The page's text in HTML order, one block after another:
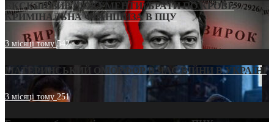
ЕКСКЛЮЗИВ (ДОКУМЕНТИ)/БРАТИ ПО КРОВІ:
КРИМІНАЛЬНА ФРАНШИЗА В ПЦУ
3 місяці тому542
МАТЕРИНСЬКИЙ ОМОРФОР В ЧАС ВІЙНИ В УКРАЇНІ
3 місяці тому251